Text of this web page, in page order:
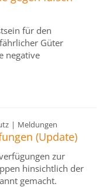
für den
Güter
negative
| Meldungen
(Update)
zur
hinsichtlich der
gemacht.